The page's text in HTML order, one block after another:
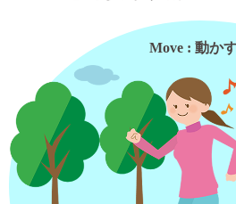
Move : 動かす